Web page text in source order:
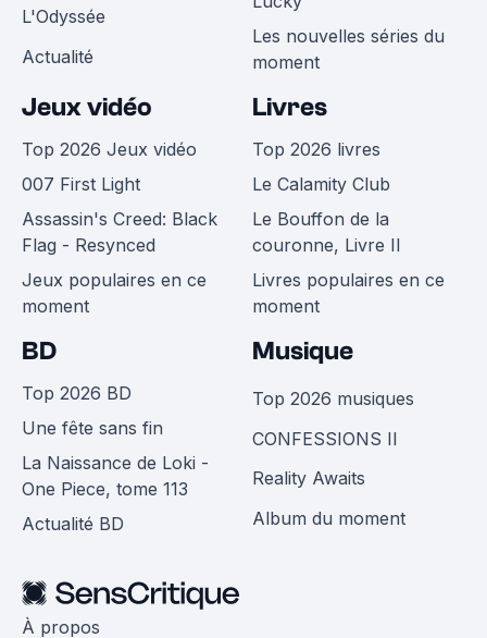
L'Odyssée
Actualité
Les nouvelles séries du
moment
Jeux vidéo
Top 2026 Jeux vidéo
007 First Light
Assassin's Creed: Black
Flag - Resynced
Jeux populaires en ce
moment
Livres
Top 2026 livres
Le Calamity Club
Le Bouffon de la
couronne, Livre II
Livres populaires en ce
moment
BD
Top 2026 BD
Une fête sans fin
La Naissance de Loki -
One Piece, tome 113
Actualité BD
Musique
Top 2026 musiques
CONFESSIONS II
Reality Awaits
Album du moment
À propos